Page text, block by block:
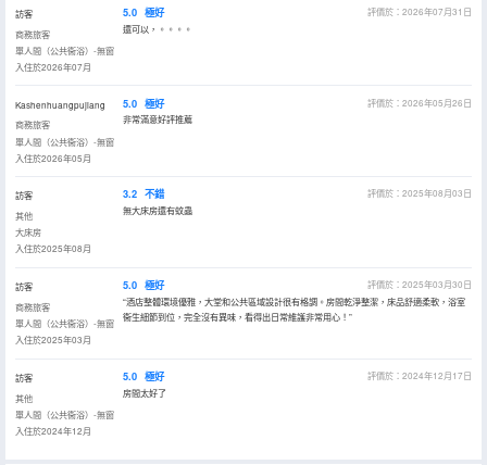
訪客
商務旅客
單人間（公共衞浴）-無窗
入住於2026年07月
5.0 極好
評價於：2026年07月31日
還可以，。。。。
Kashenhuangpujiang
商務旅客
單人間（公共衞浴）-無窗
入住於2026年05月
5.0 極好
評價於：2026年05月26日
非常滿意好評推薦
訪客
其他
大床房
入住於2025年08月
3.2 不錯
評價於：2025年08月03日
無大床房還有蚊蟲
訪客
商務旅客
單人間（公共衞浴）-無窗
入住於2025年03月
5.0 極好
評價於：2025年03月30日
“酒店整體環境優雅，大堂和公共區域設計很有格調。房間乾淨整潔，床品舒適柔軟，浴室
衞生細節到位，完全沒有異味，看得出日常維護非常用心！”
訪客
其他
單人間（公共衞浴）-無窗
入住於2024年12月
5.0 極好
評價於：2024年12月17日
房間太好了